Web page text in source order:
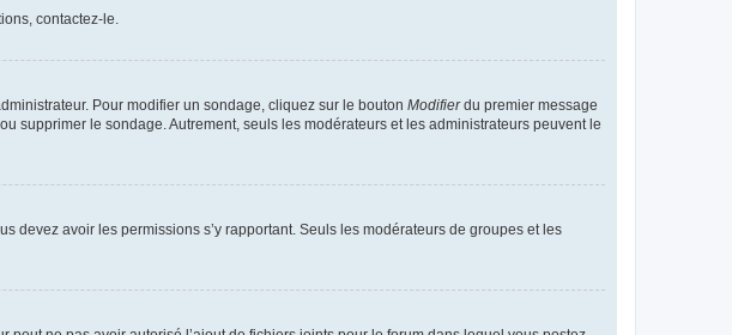
contactez-le.
Pour modifier un sondage, cliquez sur le bouton Modifierdu premier message
supprimer le sondage. Autrement, seuls les modérateurs et les administrateurs peuvent le
devez avoir les permissions s’y rapportant. Seuls les modérateurs de groupes et les